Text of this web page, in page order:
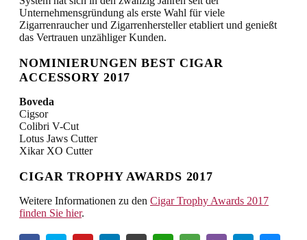
Unternehmensgründung als erste Wahl für viele
Zigarrenraucher und Zigarrenhersteller etabliert und genießt
das Vertrauen unzähliger Kunden.
NOMINIERUNGEN BEST CIGAR
ACCESSORY 2017
Boveda
Cigsor
Colibri V-Cut
Lotus Jaws Cutter
Xikar XO Cutter
CIGAR TROPHY AWARDS 2017
Weitere Informationen zu den Cigar Trophy Awards 2017
finden Sie hier.